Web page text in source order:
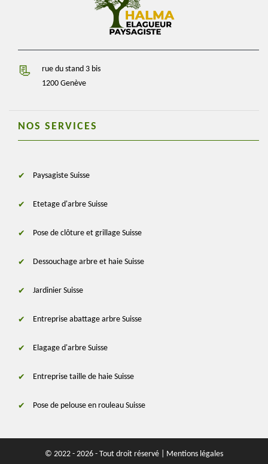
rue du stand 3 bis
1200 Genève
NOS SERVICES
Paysagiste Suisse
Etetage d'arbre Suisse
Pose de clôture et grillage Suisse
Dessouchage arbre et haie Suisse
Jardinier Suisse
Entreprise abattage arbre Suisse
Elagage d'arbre Suisse
Entreprise taille de haie Suisse
Pose de pelouse en rouleau Suisse
© 2022 - 2026 - Tout droit réservé | Mentions légales